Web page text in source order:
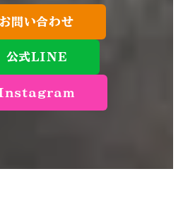
お問い合わせ
公式LINE